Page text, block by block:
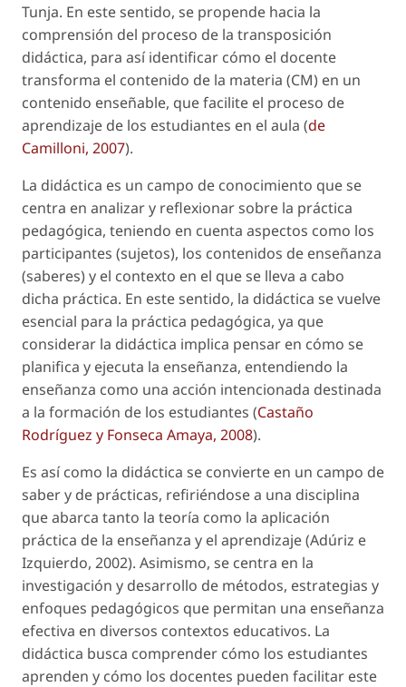
Tunja. En este sentido, se propende hacia la
comprensión del proceso de la transposición
didáctica, para así identificar cómo el docente
transforma el contenido de la materia (CM) en un
contenido enseñable, que facilite el proceso de
aprendizaje de los estudiantes en el aula (de
Camilloni, 2007).
La didáctica es un campo de conocimiento que se
centra en analizar y reflexionar sobre la práctica
pedagógica, teniendo en cuenta aspectos como los
participantes (sujetos), los contenidos de enseñanza
(saberes) y el contexto en el que se lleva a cabo
dicha práctica. En este sentido, la didáctica se vuelve
esencial para la práctica pedagógica, ya que
considerar la didáctica implica pensar en cómo se
planifica y ejecuta la enseñanza, entendiendo la
enseñanza como una acción intencionada destinada
a la formación de los estudiantes (Castaño
Rodríguez y Fonseca Amaya, 2008).
Es así como la didáctica se convierte en un campo de
saber y de prácticas, refiriéndose a una disciplina
que abarca tanto la teoría como la aplicación
práctica de la enseñanza y el aprendizaje (Adúriz e
Izquierdo, 2002). Asimismo, se centra en la
investigación y desarrollo de métodos, estrategias y
enfoques pedagógicos que permitan una enseñanza
efectiva en diversos contextos educativos. La
didáctica busca comprender cómo los estudiantes
aprenden y cómo los docentes pueden facilitar este